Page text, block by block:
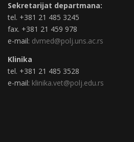
Sekretarijat departmana:
tel. +381 21 485 3245
fax. +381 21 459 978
e-mail: dvmed@polj.uns.ac.rs
Klinika
tel. +381 21 485 3528
e-mail: klinika.vet@polj.edu.rs